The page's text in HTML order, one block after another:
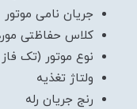
جریان نامی موتور
کلاس حفاظتی مورد
نوع موتور (تک فاز
ولتاژ تغذیه
رنج جریان رله